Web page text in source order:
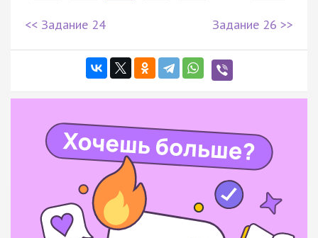
<< Задание 24 Задание 26 >>